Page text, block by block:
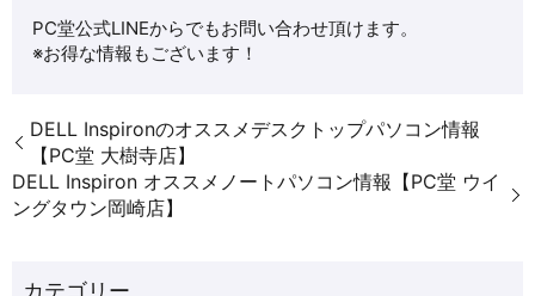
PC堂公式LINEからでもお問い合わせ頂けます。
※お得な情報もございます！
DELL Inspironのオススメデスクトップパソコン情報
【PC堂 大樹寺店】
DELL Inspiron オススメノートパソコン情報【PC堂 ウイ
ングタウン岡崎店】